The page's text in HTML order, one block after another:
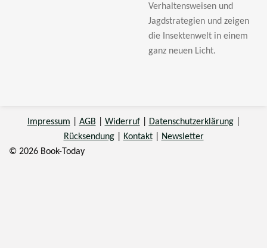
Verhaltensweisen und
Jagdstrategien und zeigen
die Insektenwelt in einem
ganz neuen Licht.
Impressum AGB Widerruf| Datenschutzerklärung|
Rücksendung| Kontakt|
Newsletter
© 2026 Book-Today